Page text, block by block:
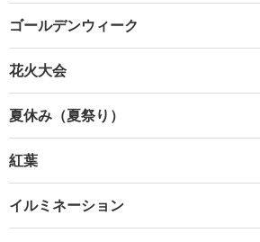
ゴールデンウィーク
花火大会
夏休み（夏祭り）
紅葉
イルミネーション